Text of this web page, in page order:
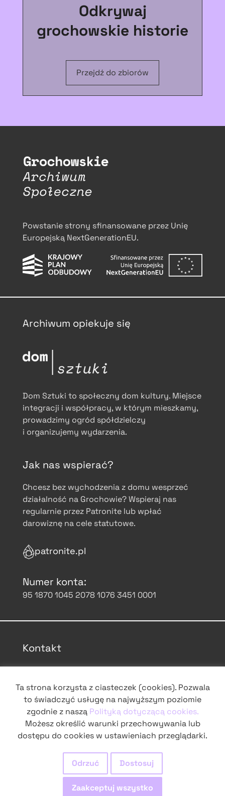
Odkrywaj
grochowskie historie
Przejdź do zbiorów
Powstanie strony sfinansowane przez Unię
Europejską NextGenerationEU.
Archiwum opiekuje się
Dom Sztuki to społeczny dom kultury. Miejsce
integracji i współpracy, w którym mieszkamy,
prowadzimy ogród spółdzielczy
i organizujemy wydarzenia.
Jak nas wspierać?
Chcesz bez wychodzenia z domu wesprzeć
działalność na Grochowie? Wspieraj nas
regularnie przez Patronite lub wpłać
darowiznę na cele statutowe.
patronite.pl
Numer konta:
95 1870 1045 2078 1076 3451 0001
Kontakt
domsztuki.org
grochowskie@domsztuki.org
śledź nas na Instagramie
obserwuj na Facebooku
Ta strona korzysta z ciasteczek (cookies). Pozwala
to świadczyć usługę na najwyższym poziomie
zgodnie z naszą Polityką dotyczącą cookies.
Możesz określić warunki przechowywania lub
dostępu do cookies w ustawieniach przeglądarki.
Odrzuć Dostosuj
Zaakceptuj wszystko